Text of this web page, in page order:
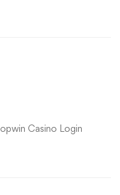
Casino Login